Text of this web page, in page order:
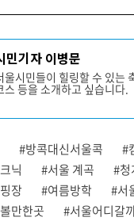
민기자 이병문
울시민들이 힐링할 수 있는
스 등을 소개하고 싶습니다.
#방콕대신서울콕
#
닉
#서울 계곡
#청
장
#여름방학
#서
만한곳
#서울어디갈